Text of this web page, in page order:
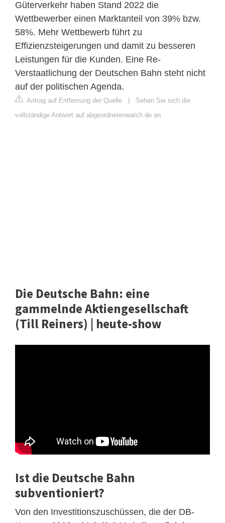
Güterverkehr haben Stand 2022 die
Wettbewerber einen Marktanteil von 39% bzw.
58%. Mehr Wettbewerb führt zu
Effizienzsteigerungen und damit zu besseren
Leistungen für die Kunden. Eine Re-
Verstaatlichung der Deutschen Bahn steht nicht
auf der politischen Agenda.
Antrag auf Entfernung der Quelle
Sehen Sie sich die
vollständige Antwort auf abgeordnetenwatch.de an
Die Deutsche Bahn: eine
gammelnde Aktiengesellschaft
(Till Reiners) | heute-show
Ist die Deutsche Bahn
subventioniert?
Von den Investitionszuschüssen, die der DB-